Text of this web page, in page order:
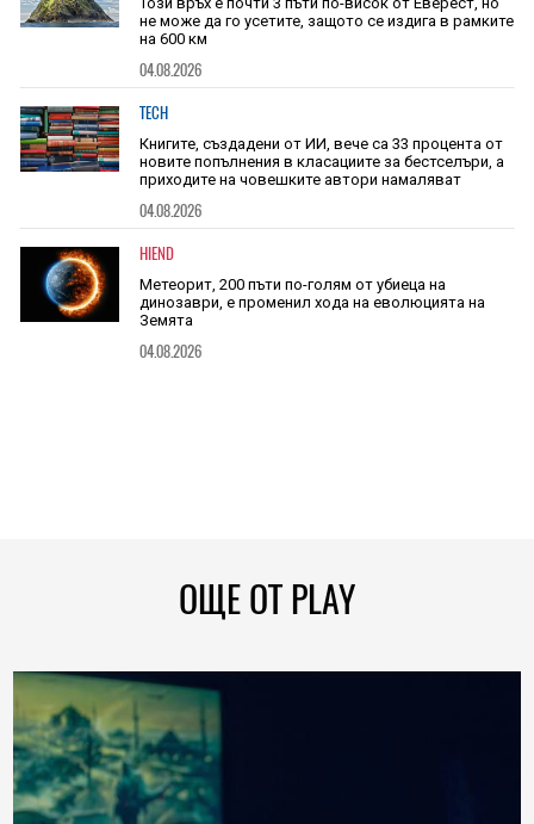
не може да го усетите, защото се издига в рамките
на 600 км
04.08.2026
TECH
Книгите, създадени от ИИ, вече са 33 процента от
новите попълнения в класациите за бестселъри, а
приходите на човешките автори намаляват
04.08.2026
HIEND
Метеорит, 200 пъти по-голям от убиеца на
динозаври, е променил хода на еволюцията на
Земята
04.08.2026
ОЩЕ ОТ PLAY